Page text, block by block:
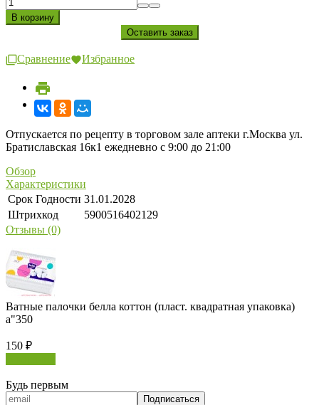
Сравнение Избранное
Отпускается по рецепту в торговом зале аптеки г.Москва ул.
Братиславская 16к1 ежедневно с 9:00 до 21:00
Обзор
Характеристики
Срок Годности 31.01.2028
Штрихкод
5900516402129
Отзывы (0)
Ватные палочки белла коттон (пласт. квадратная упаковка)
a"350
150 ₽
Будь первым